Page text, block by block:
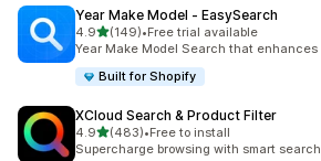
Year Make Model ‑ EasySearch
4.9เต็ม 5 ดาว
(149)
ทั้งหมด 149 รีวิว
•Free trial available
Year Make Model Search that
Built for Shopify
XCloud Search & Product Filter
4.9เต็ม 5 ดาว
(483)
ทั้งหมด 483 รีวิว
•Free to install
Supercharge browsing with smart